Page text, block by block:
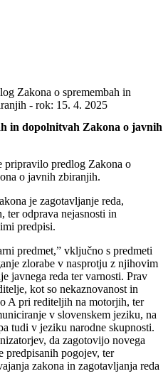
Zakona o spremembah in
- rok: 15. 4. 2025
in dopolnitvah Zakona o javnih
pripravilo predlog Zakona o
o javnih zbiranjih.
je zagotavljanje reda,
ter odprava nejasnosti in
predpisi.
predmet,” vključno s predmeti
zlorabe v nasprotju z njihovim
javnega reda ter varnosti. Prav
kot so nekaznovanost in
A pri rediteljih na motorjih, ter
v slovenskem jeziku, na
tudi v jeziku narodne skupnosti.
da zagotovijo novega
predpisanih pogojev, ter
zakona in zagotavljanja reda